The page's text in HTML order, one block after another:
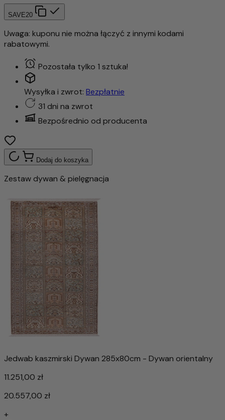
SAVE20
Uwaga: kuponu nie można łączyć z innymi kodami
rabatowymi.
Pozostała tylko 1 sztuka!
Wysyłka i zwrot: Bezpłatnie
31 dni na zwrot
Bezpośrednio od producenta
Dodaj do koszyka
Zestaw dywan & pielęgnacja
Jedwab kaszmirski Dywan 285x80cm - Dywan orientalny
11.251,00 zł
20.557,00 zł
+